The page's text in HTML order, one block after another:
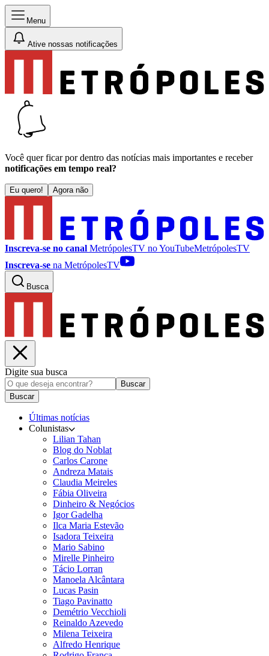
Menu
Ative nossas notificações
Você quer ficar por dentro das notícias mais importantes e receber
notificações em tempo real?
Eu quero! Agora não
Inscreva-se no canal MetrópolesTV noYouTubeMetrópolesTV
Inscreva-se na MetrópolesTV
Busca
Digite sua busca
Buscar
Buscar
Últimas notícias
Colunistas
Lilian Tahan
Blog do Noblat
Carlos Carone
Andreza Matais
Claudia Meireles
Fábia Oliveira
Dinheiro & Negócios
Igor Gadelha
Ilca Maria Estevão
Isadora Teixeira
Mario Sabino
Mirelle Pinheiro
Tácio Lorran
Manoela Alcântara
Lucas Pasin
Tiago Pavinatto
Demétrio Vecchioli
Reinaldo Azevedo
Milena Teixeira
Alfredo Henrique